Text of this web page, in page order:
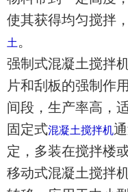
使其获得均匀搅拌
土 。
强制式混凝土搅拌
片和刮板的强制作
间段，生产率高，
固定式混凝土搅拌机
定，多装在搅拌楼
移动式混凝土搅拌